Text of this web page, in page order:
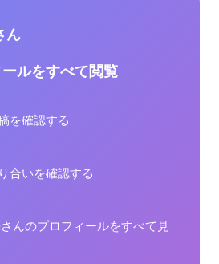
ん
ルをすべて閲覧
を確認する
合いを確認する
んのプロフィールをすべて見